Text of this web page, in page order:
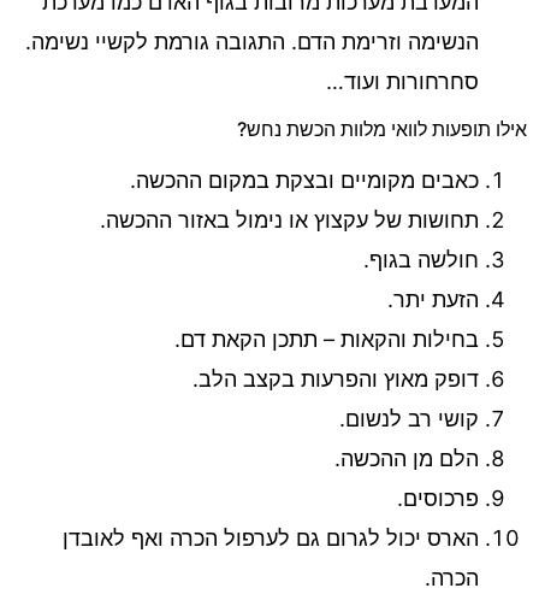
הנשימה וזרימת הדם. התגובה גורמת לקשיי נשימה.
סחרחורות ועוד…
אילו תופעות לוואי מלוות הכשת נחש?
כאבים מקומיים ובצקת במקום ההכשה.
תחושות של עקצוץ או נימול באזור ההכשה.
חולשה בגוף.
הזעת יתר.
בחילות והקאות – תתכן הקאת דם.
דופק מאוץ והפרעות בקצב הלב.
קושי רב לנשום.
הלם מן ההכשה.
פרכוסים.
הארס יכול לגרום גם לערפול הכרה ואף לאובדן
הכרה.